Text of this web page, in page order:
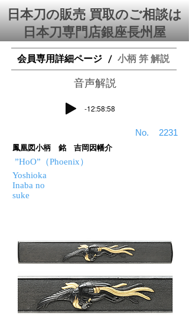
日本刀の販売 買取のご相談は
日本刀専門店銀座⻑州屋
会員専用詳細ページ / 小柄 笄 解説
​音声解説
-12:58:58
​No. 2231
鳳凰図小柄 銘 吉岡因幡介
”HoO”（Phoenix）
Yoshioka
Inaba no
suke